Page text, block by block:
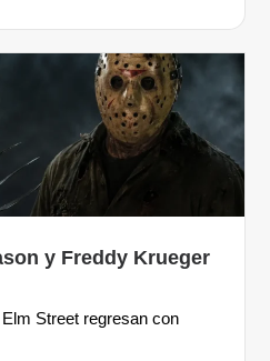
y Freddy Krueger
Street regresan con